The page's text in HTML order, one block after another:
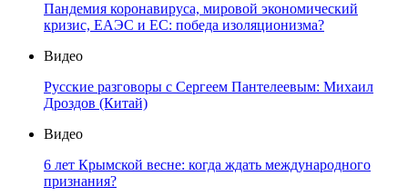
Пандемия коронавируса, мировой экономический
кризис, ЕАЭС и ЕС: победа изоляционизма?
Видео
Русские разговоры с Сергеем Пантелеевым: Михаил
Дроздов (Китай)
Видео
6 лет Крымской весне: когда ждать международного
признания?